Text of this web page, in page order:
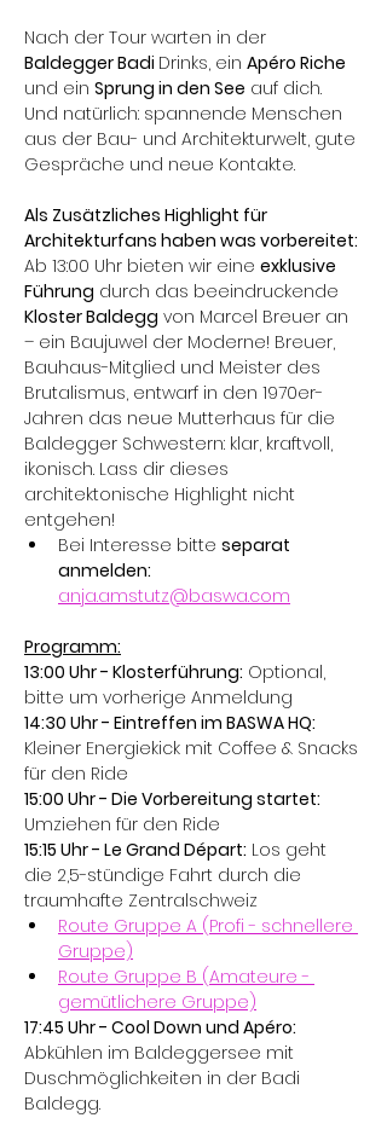
Nach der Tour warten in der
Baldegger Badi Drinks, ein Apéro Riche
und ein Sprung in den See auf dich.
Und natürlich: spannende Menschen
aus der Bau- und Architekturwelt, gute
Gespräche und neue Kontakte.
Als Zusätzliches Highlight für
Architekturfans haben was vorbereitet:
Ab 13:00 Uhr bieten wir eine exklusive
Führung durch das beeindruckende
Kloster Baldegg von Marcel Breuer an
– ein Baujuwel der Moderne! Breuer,
Bauhaus-Mitglied und Meister des
Brutalismus, entwarf in den 1970er-
Jahren das neue Mutterhaus für die
Baldegger Schwestern: klar, kraftvoll,
ikonisch. Lass dir dieses
architektonische Highlight nicht
entgehen!
Bei Interesse bitte separat
anmelden:
anja.amstutz@baswa.com
Programm:
13:00 Uhr - Klosterführung: Optional,
bitte um vorherige Anmeldung
14:30 Uhr - Eintreffen im BASWA HQ:
Kleiner Energiekick mit Coffee & Snacks
für den Ride
15:00 Uhr - Die Vorbereitung startet:
Umziehen für den Ride
15:15 Uhr - Le Grand Départ: Los geht
die 2,5-stündige Fahrt durch die
traumhafte Zentralschweiz
Route Gruppe A (Profi - schnellere
Gruppe)
Route Gruppe B (Amateure -
gemütlichere Gruppe)
17:45 Uhr - Cool Down und Apéro:
Abkühlen im Baldeggersee mit
Duschmöglichkeiten in der Badi
Baldegg.